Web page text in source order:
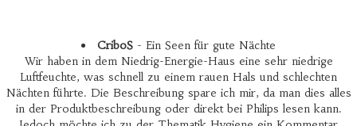
CriboS - Ein Seen für gute Nächte
Wir haben in dem Niedrig-Energie-Haus eine sehr niedrige
Luftfeuchte, was schnell zu einem rauen Hals und schlechten
Nächten führte. Die Beschreibung spare ich mir, da man dies alles
in der Produktbeschreibung oder direkt bei Philips lesen kann.